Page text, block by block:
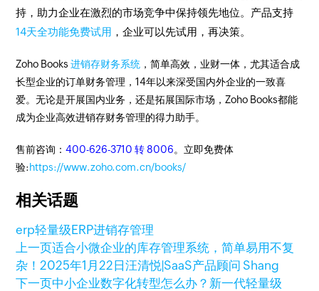
持，助力企业在激烈的市场竞争中保持领先地位。产品支持
14天全功能免费试用 ，企业可以先试用，再决策。
Zoho Books进销存财务系统 ，简单高效，业财一体，尤其适合成
长型企业的订单财务管理，14年以来深受国内外企业的一致喜
爱。无论是开展国内业务，还是拓展国际市场，Zoho Books都能
成为企业高效进销存财务管理的得力助手。
售前咨询：400-626-3710 转 8006。立即免费体
验:https://www.zoho.com.cn/books/
相关话题
erp轻量级ERP进销存管理
上一页适合小微企业的库存管理系统，简单易用不复
杂！2025年1月22日汪清悦|SaaS产品顾问 Shang
下一页中小企业数字化转型怎么办？新一代轻量级